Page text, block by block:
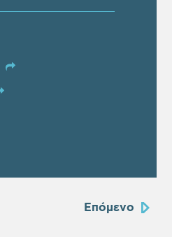
Επόμενο